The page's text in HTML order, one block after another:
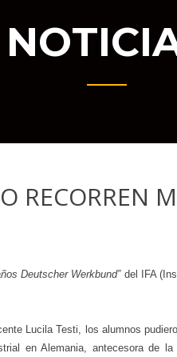
RECORREN
Deutscher Werkbund”del IFA
Lucila Testi, los alumnos
en Alemania, antecesora de